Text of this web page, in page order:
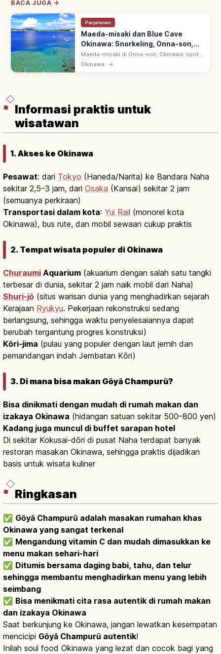
BACA JUGA →
Perjalanan
Maeda-misaki dan Blue Cave
Okinawa: Snorkeling, Onna-son,
Tips Berkunjung
Maeda-misaki di Onna-son, Okinawa: spot
snorkeling & diving terbaik. Ao no Dokutsu
Okinawa →
Informasi praktis untuk
wisatawan
1. Akses ke Okinawa
Pesawat: dari Tokyo (Haneda/Narita) ke Bandara Naha
sekitar 2,5–3 jam, dari Osaka (Kansai) sekitar 2 jam
(semuanya perkiraan)
Transportasi dalam kota: Yui Rail (monorel kota
Okinawa), bus rute, dan mobil sewaan cukup praktis
2. Tempat wisata populer di Okinawa
Churaumi Aquarium (akuarium dengan salah satu tangki
terbesar di dunia, sekitar 2 jam naik mobil dari Naha)
Shuri-jō (situs warisan dunia yang menghadirkan sejarah
Kerajaan Ryukyu. Pekerjaan rekonstruksi sedang
berlangsung, sehingga waktu penyelesaiannya dapat
berubah tergantung progres konstruksi)
Kōri-jima (pulau yang populer dengan laut jernih dan
pemandangan indah Jembatan Kōri)
3. Di mana bisa makan Gōyā Champurū?
Bisa dinikmati dengan mudah di rumah makan dan
izakaya Okinawa (hidangan satuan sekitar 500–800 yen)
Kadang juga muncul di buffet sarapan hotel
Di sekitar Kokusai-dōri di pusat Naha terdapat banyak
restoran masakan Okinawa, sehingga praktis dijadikan
basis untuk wisata kuliner
Ringkasan
✅ Gōyā Champurū adalah masakan rumahan khas
Okinawa yang sangat terkenal
✅ Mengandung vitamin C dan mudah dimasukkan ke
menu makan sehari-hari
✅ Ditumis bersama daging babi, tahu, dan telur
sehingga membantu menghadirkan menu yang lebih
seimbang
✅ Bisa menikmati cita rasa autentik di rumah makan
dan izakaya Okinawa
Saat berkunjung ke Okinawa, jangan lewatkan kesempatan
mencicipi Gōyā Champurū autentik!
Inilah soul food Okinawa yang lezat dan cocok bagi yang